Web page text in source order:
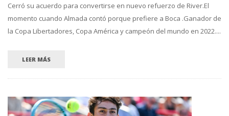
Cerró su acuerdo para convertirse en nuevo refuerzo de River.El
momento cuando Almada contó porque prefiere a Boca .Ganador de
la Copa Libertadores, Copa América y campeón del mundo en 2022....
LEER MÁS